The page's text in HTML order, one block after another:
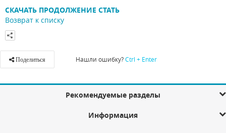
СКАЧАТЬ ПРОДОЛЖЕНИЕ СТАТЬ
Возврат к списку
Поделиться Нашли ошибку?Ctrl + Enter
Рекомендуемые разделы
Информация